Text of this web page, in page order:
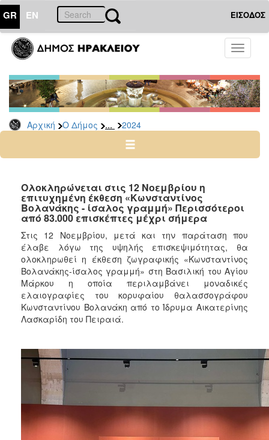
GR EN ΕΙΣΟΔΟΣ
Toggle
Αρχική Ο Δήμος ... 2024
ΔΗΜΟΣ
Δελτία
Τύπου
Αρχείο
2026
2024
2022
2021
2020
2019
2018
2017
2016
2015
2012
2011
2010
2006
Ολοκληρώνεται στις 12 Νοεμβρίου η
επιτυχημένη έκθεση «Κωνσταντίνος
Βολανάκης - ίσαλος γραμμή» Περισσότεροι
από 83.000 επισκέπτες μέχρι σήμερα
Στις 12 Νοεμβρίου, μετά και την παράταση που
έλαβε λόγω της υψηλής επισκεψιμότητας, θα
ολοκληρωθεί η έκθεση ζωγραφικής «Κωνσταντίνος
Βολανάκης-ίσαλος γραμμή» στη Βασιλική του Αγίου
Μάρκου η οποία περιλαμβάνει μοναδικές
ελαιογραφίες του κορυφαίου θαλασσογράφου
Κωνσταντίνου Βολανάκη από το Ίδρυμα Αικατερίνης
Λασκαρίδη του Πειραιά.